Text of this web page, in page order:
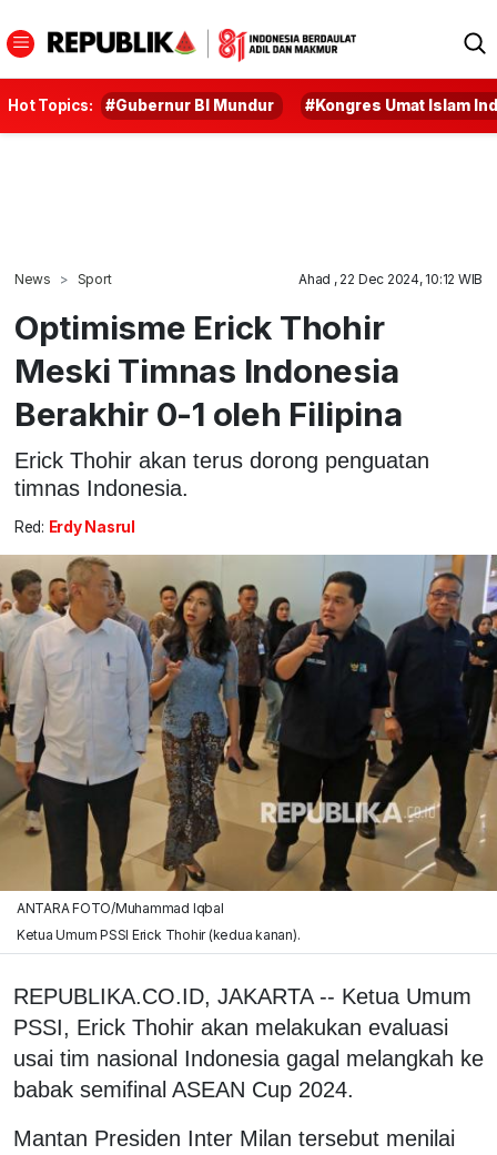
Hot Topics: #Gubernur BI Mundur #Kongres Umat Islam
News Sport Ahad , 22 Dec 2024, 10:12 WIB
Optimisme Erick Thohir
Meski Timnas Indonesia
Berakhir 0-1 oleh Filipina
Erick Thohir akan terus dorong penguatan
timnas Indonesia.
Red: Erdy Nasrul
ANTARA FOTO/Muhammad Iqbal
Ketua Umum PSSI Erick Thohir (kedua kanan).
REPUBLIKA.CO.ID, JAKARTA -- Ketua Umum
PSSI, Erick Thohir akan melakukan evaluasi
usai tim nasional Indonesia gagal melangkah ke
babak semifinal ASEAN Cup 2024.
Mantan Presiden Inter Milan tersebut menilai